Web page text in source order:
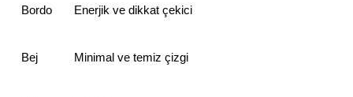
Bordo Enerjik ve dikkat çekici
Bej Minimal ve temiz çizgi